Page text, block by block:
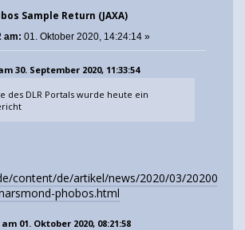
Sample Return (JAXA)
am: 01. Oktober 2020, 14:24:14 »
30. September 2020, 11:33:54
des DLR Portals wurde heute ein
content/de/artikel/news/2020/03/
phobos.html
01. Oktober 2020, 08:21:58